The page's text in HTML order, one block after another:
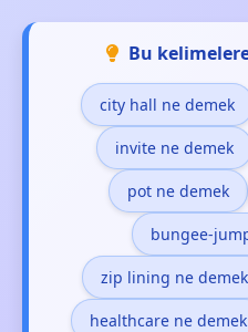
Bu
city hall ne demek
invite ne demek
pot ne demek
bungee-
zip lining ne demek
healthcare ne demek